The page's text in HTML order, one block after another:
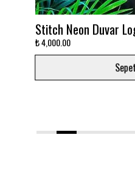
Neon Duvar Logosu
1 2 3 4 5